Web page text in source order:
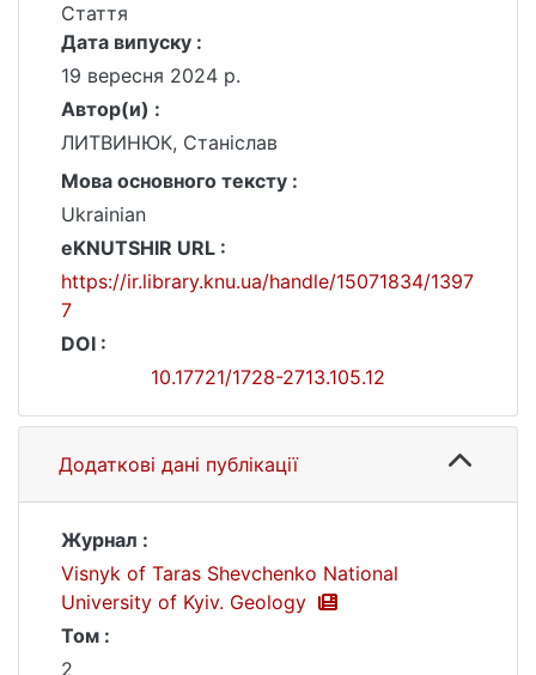
Стаття
Дата випуску :
19 вересня 2024 р.
Автор(и) :
ЛИТВИНЮК, Станіслав
Мова основного тексту :
Ukrainian
eKNUTSHIR URL :
https://ir.library.knu.ua/handle/15071834/1397
7
DOI :
10.17721/1728-2713.105.12
Додаткові дані публікації
Журнал :
Visnyk of Taras Shevchenko National
University of Kyiv. Geology
Том :
2